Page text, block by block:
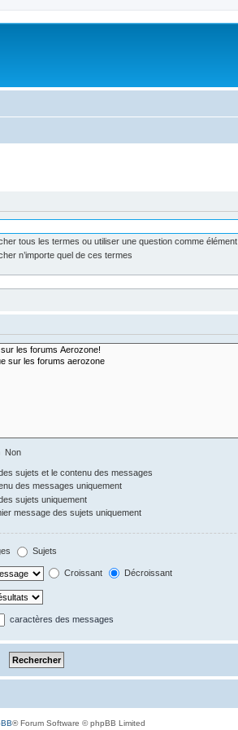
tous les termes ou utiliser une question comme élément
n’importe quel de ces termes
Non
sujets et le contenu des messages
des messages uniquement
sujets uniquement
message des sujets uniquement
Sujets
Croissant Décroissant
caractères des messages
® Forum Software © phpBB Limited